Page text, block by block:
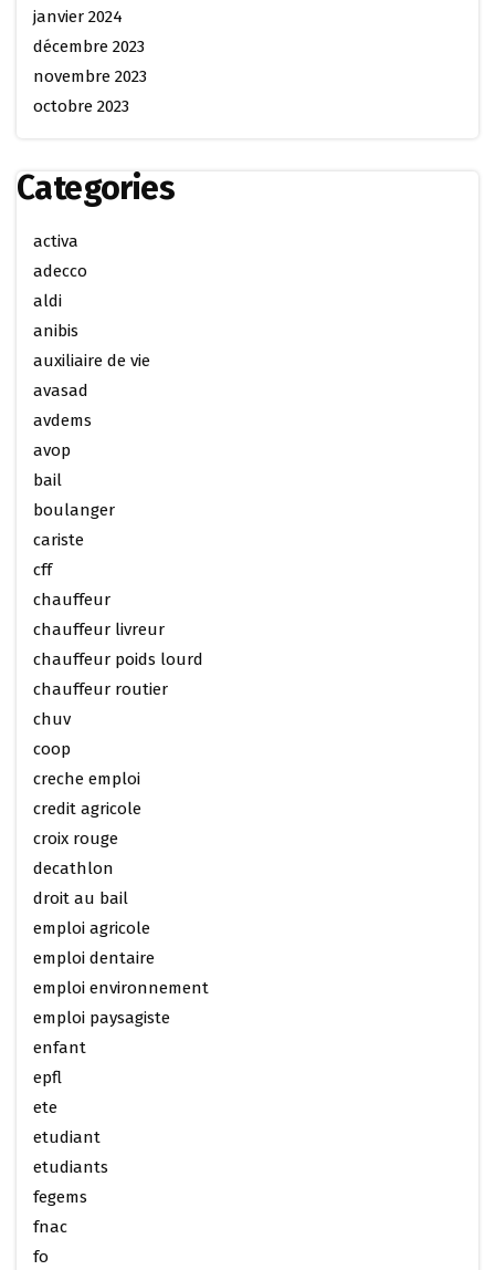
janvier 2024
décembre 2023
novembre 2023
octobre 2023
Categories
activa
adecco
aldi
anibis
auxiliaire de vie
avasad
avdems
avop
bail
boulanger
cariste
cff
chauffeur
chauffeur livreur
chauffeur poids lourd
chauffeur routier
chuv
coop
creche emploi
credit agricole
croix rouge
decathlon
droit au bail
emploi agricole
emploi dentaire
emploi environnement
emploi paysagiste
enfant
epfl
ete
etudiant
etudiants
fegems
fnac
fo